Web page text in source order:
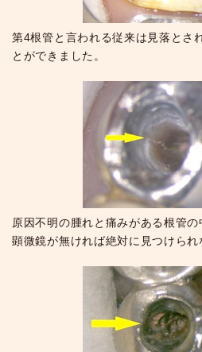
第4根管と言われる従来は見落とさ
とができました。
原因不明の腫れと痛みがある根管の
顕微鏡が無ければ絶対に見つけられ